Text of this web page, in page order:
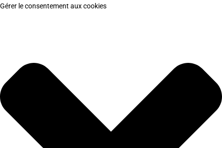
Gérer le consentement aux cookies